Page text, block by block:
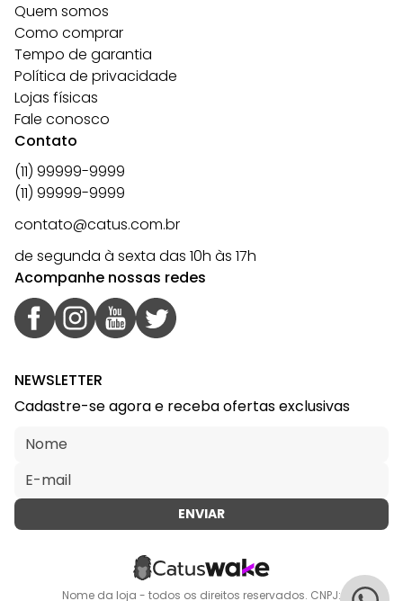
Quem somos
Como comprar
Tempo de garantia
Política de privacidade
Lojas físicas
Fale conosco
Contato
(11) 99999-9999
(11) 99999-9999
contato@catus.com.br
de segunda à sexta das 10h às 17h
Acompanhe nossas redes
NEWSLETTER
Cadastre-se agora e receba ofertas exclusivas
ENVIAR
Nome da loja - todos os direitos reservados. CNPJ: